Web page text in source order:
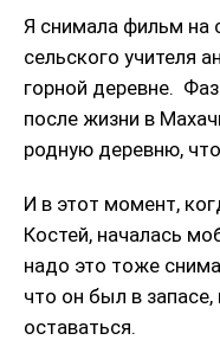
Я снимала фильм на
сельского учителя
горной деревне.
после жизни в
родную деревню,
И в этот момент,
Костей, началась
надо это тоже
что он был в
оставаться.